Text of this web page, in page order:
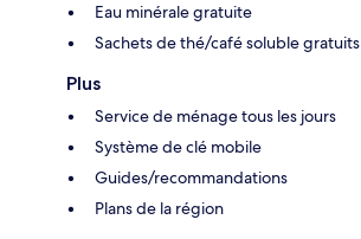
Eau minérale gratuite
Sachets de thé/café soluble gratuits
Plus
Service de ménage tous les jours
Système de clé mobile
Guides/recommandations
Plans de la région